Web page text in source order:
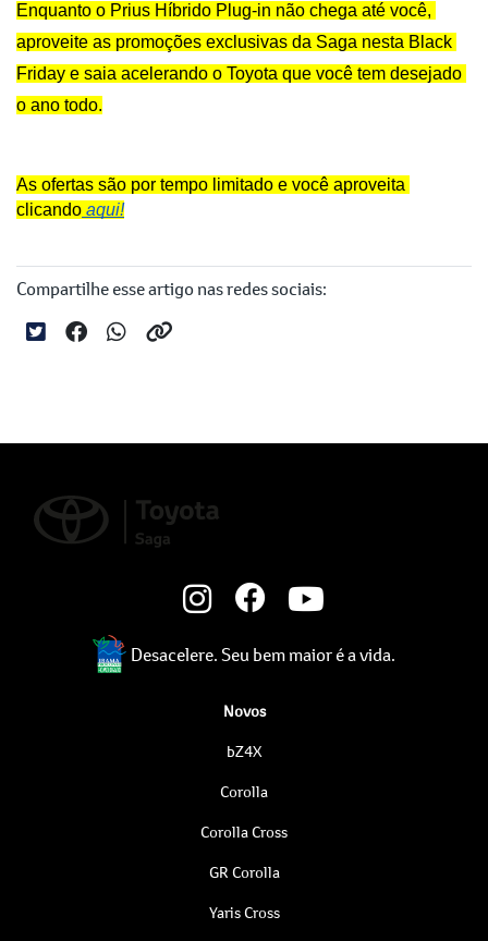
Enquanto o Prius Híbrido Plug-in não chega até você,
aproveite as promoções exclusivas da Saga nesta Black
Friday e saia acelerando o Toyota que você tem desejado
o ano todo.
As ofertas são por tempo limitado e você aproveita
clicando aqui!
Compartilhe esse artigo nas redes sociais:
Desacelere. Seu bem maior é a vida.
Novos
bZ4X
Corolla
Corolla Cross
GR Corolla
Yaris Cross